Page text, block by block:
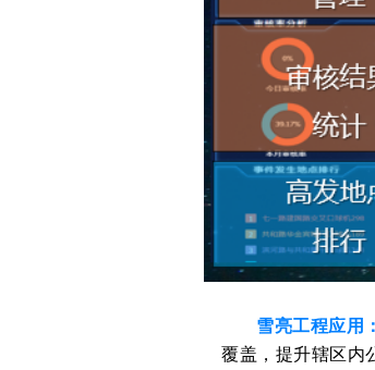
雪亮工程应用：
覆盖，提升辖区内